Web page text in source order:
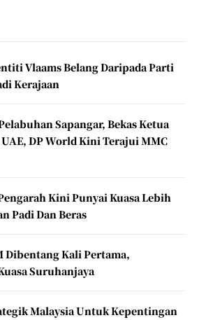
Vlaams Belang Daripada Parti
Kerajaan
Sapangar, Bekas Ketua
DP World Kini Terajui MMC
Kini Punyai Kuasa Lebih
Padi Dan Beras
Dibentang Kali Pertama,
Suruhanjaya
Malaysia Untuk Kepentingan